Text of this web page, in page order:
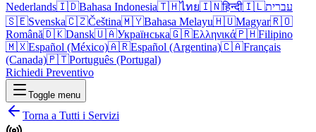
Nederlands🇮🇩Bahasa Indonesia🇹🇭ไทย🇮🇳हिन्दी🇮🇱עברית
🇸🇪Svenska🇨🇿Čeština🇲🇾Bahasa Melayu🇭🇺Magyar🇷🇴
Română🇩🇰Dansk🇺🇦Українська🇬🇷Ελληνικά🇵🇭Filipino
🇲🇽Español (México)🇦🇷Español (Argentina)🇨🇦Français
(Canada)🇵🇹Português (Portugal)
Richiedi Preventivo
Toggle menu
Torna a Tutti i Servizi